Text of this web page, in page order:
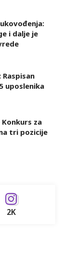
i dalje je
Raspisan
uposlenika
za
tri pozicije
2K